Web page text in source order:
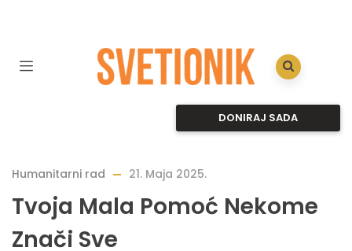
DONIRAJ SADA
Humanitarni rad 21. Maja 2025.
Tvoja Mala Pomoć Nekome
Znači Sve